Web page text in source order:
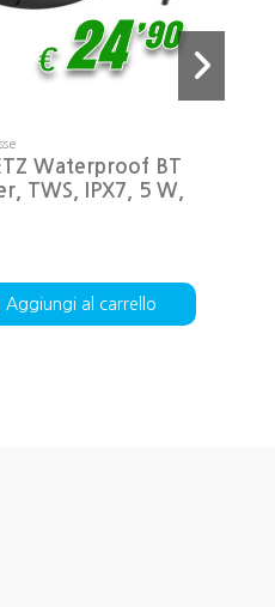
€ 24
,
90
Waterproof BT
TWS, IPX7, 5 W,
Aggiungi al carrello